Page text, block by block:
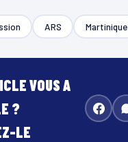
ARS Martinique
VOUS A
?
LE